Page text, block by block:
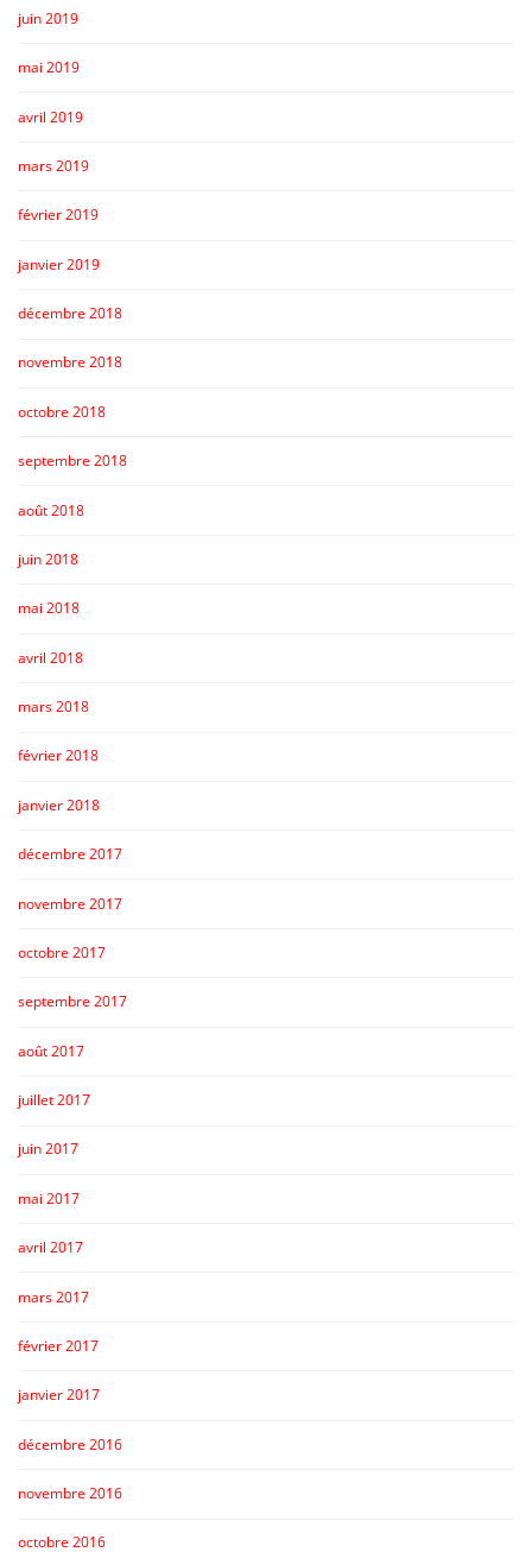
juin 2019
mai 2019
avril 2019
mars 2019
février 2019
janvier 2019
décembre 2018
novembre 2018
octobre 2018
septembre 2018
août 2018
juin 2018
mai 2018
avril 2018
mars 2018
février 2018
janvier 2018
décembre 2017
novembre 2017
octobre 2017
septembre 2017
août 2017
juillet 2017
juin 2017
mai 2017
avril 2017
mars 2017
février 2017
janvier 2017
décembre 2016
novembre 2016
octobre 2016